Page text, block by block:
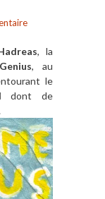
, la
, au
le
dont de